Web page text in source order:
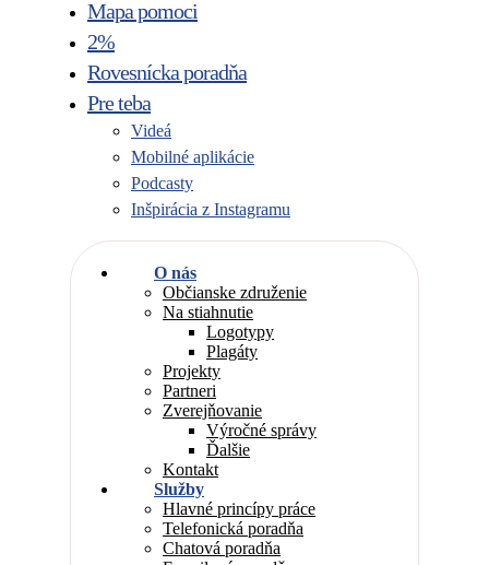
Mapa pomoci
2%
Rovesnícka poradňa
Pre teba
Videá
Mobilné aplikácie
Podcasty
Inšpirácia z Instagramu
O nás
Občianske združenie
Na stiahnutie
Logotypy
Plagáty
Projekty
Partneri
Zverejňovanie
Výročné správy
Ďalšie
Kontakt
Služby
Hlavné princípy práce
Telefonická poradňa
Chatová poradňa